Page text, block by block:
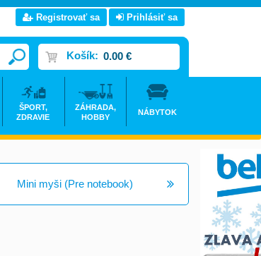
Mini myši (Pre notebook)
Registrovať sa Prihlásiť sa
Košík: 0.00 €
ŠPORT,
ZDRAVIE
ZÁHRADA,
HOBBY
NÁBYTOK